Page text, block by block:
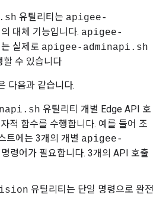
유틸리티는 apigee-
대체 기능입니다. apigee-
실제로 apigee-adminapi.sh
할 수 있습니다
다음과 같습니다.
유틸리티 개별 Edge API 호
적 함수를 수행합니다. 예를 들어 조
트에는 3개의 개별 apigee-
명령어가 필요합니다. 3개의 API 호출
유틸리티는 단일 명령으로 완전